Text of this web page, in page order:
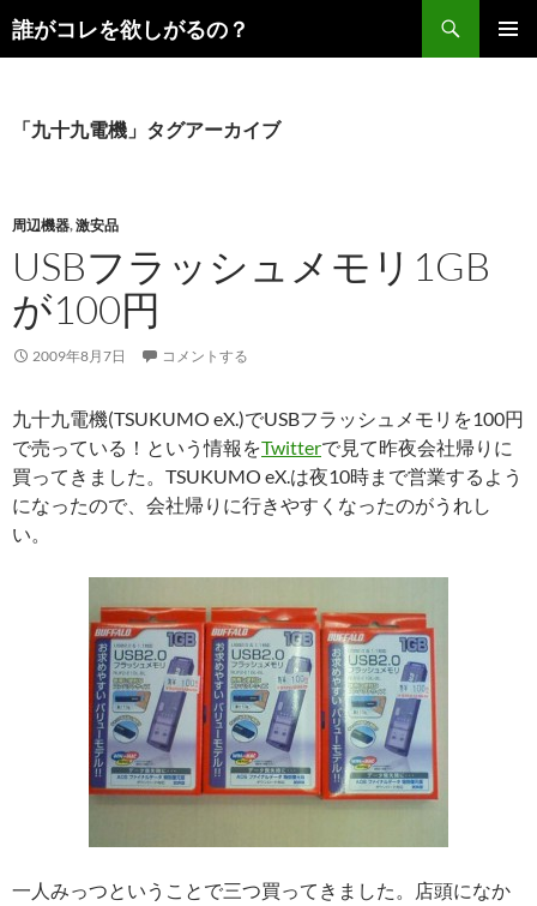
コ
ン
キ
プ
誰がコレを欲しがるの？
検
索
「九十九電機」タグアーカイブ
周辺機器,激安品
USBフラッシュメモリ1GB
が100円
2009年8月7日 コメントする
九十九電機(TSUKUMO eX.)でUSBフラッシュメモリを100円
で売っている！という情報をTwitterで見て昨夜会社帰りに
買ってきました。TSUKUMO eX.は夜10時まで営業するよう
になったので、会社帰りに行きやすくなったのがうれし
い。
一人みっつということで三つ買ってきました。店頭になか